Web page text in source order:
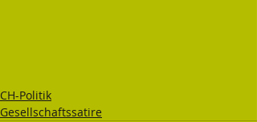
CH-Politik
Gesellschaftssatire